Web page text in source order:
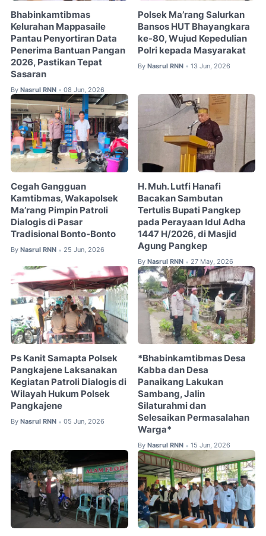
Bhabinkamtibmas
Kelurahan Mappasaile
Pantau Penyortiran Data
Penerima Bantuan Pangan
2026, Pastikan Tepat
Sasaran
By Nasrul RNN • 08 Jun, 2026
Polsek Ma’rang Salurkan
Bansos HUT Bhayangkara
ke-80, Wujud Kepedulian
Polri kepada Masyarakat
By Nasrul RNN • 13 Jun, 2026
Cegah Gangguan
Kamtibmas, Wakapolsek
Ma’rang Pimpin Patroli
Dialogis di Pasar
Tradisional Bonto-Bonto
By Nasrul RNN • 25 Jun, 2026
H. Muh. Lutfi Hanafi
Bacakan Sambutan
Tertulis Bupati Pangkep
pada Perayaan Idul Adha
1447 H/2026, di Masjid
Agung Pangkep
By Nasrul RNN • 27 May, 2026
Ps Kanit Samapta Polsek
Pangkajene Laksanakan
Kegiatan Patroli Dialogis di
Wilayah Hukum Polsek
Pangkajene
By Nasrul RNN • 05 Jun, 2026
*Bhabinkamtibmas Desa
Kabba dan Desa
Panaikang Lakukan
Sambang, Jalin
Silaturahmi dan
Selesaikan Permasalahan
Warga*
By Nasrul RNN • 15 Jun, 2026